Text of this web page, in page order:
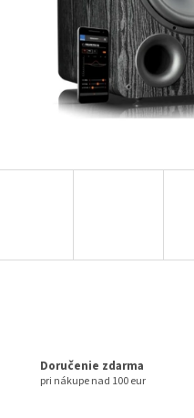
Doručenie zdarma
pri nákupe nad 100 eur